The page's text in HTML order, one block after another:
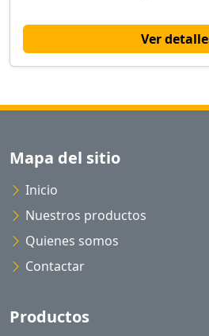
Ver
Mapa del sitio
Inicio
Nuestros productos
Quienes somos
Contactar
Productos